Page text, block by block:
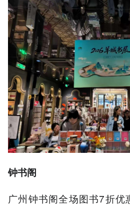
钟书阁
广州钟书阁全场图书7折优